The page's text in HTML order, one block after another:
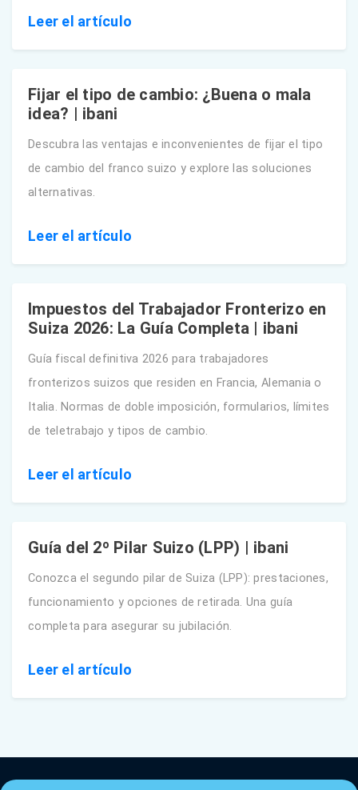
Leer el artículo
Fijar el tipo de cambio: ¿Buena o mala
idea? | ibani
Descubra las ventajas e inconvenientes de fijar el tipo
de cambio del franco suizo y explore las soluciones
alternativas.
Leer el artículo
Impuestos del Trabajador Fronterizo en
Suiza 2026: La Guía Completa | ibani
Guía fiscal definitiva 2026 para trabajadores
fronterizos suizos que residen en Francia, Alemania o
Italia. Normas de doble imposición, formularios, límites
de teletrabajo y tipos de cambio.
Leer el artículo
Guía del 2º Pilar Suizo (LPP) | ibani
Conozca el segundo pilar de Suiza (LPP): prestaciones,
funcionamiento y opciones de retirada. Una guía
completa para asegurar su jubilación.
Leer el artículo